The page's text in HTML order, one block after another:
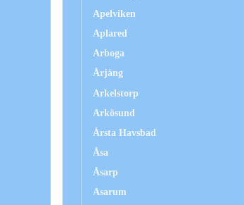
Apelviken
Aplared
Arboga
Årjäng
Arkelstorp
Arkösund
Årsta Havsbad
Åsa
Åsarp
Asarum